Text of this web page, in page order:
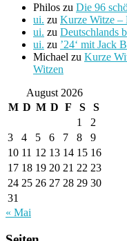
Philos zu Die 96
ui. zu Kurze Witze –
ui. zu Deutschlands
ui. zu ’24‘ mit Jack
Michael zu Kurze
Witzen
August 2026
M D M D F S
S
1
2
3
4 5 6 7 8
9
10 11 12 13 14 15 16
17 18 19 20 21 22 23
24 25 26 27 28 29 30
31
« Mai